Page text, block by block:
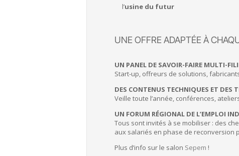
l’usine du futur
UNE OFFRE ADAPTÉE À
UN PANEL DE SAVOIR-FAIRE MULTI-
Start-up, offreurs de solutions,
DES CONTENUS TECHNIQUES ET DES
Veille toute l’année, conférences,
UN FORUM RÉGIONAL DE L’EMPLOI
Tous sont invités à se mobiliser : des
aux salariés en phase de reconversion
Plus d’info sur le salon Sepem !